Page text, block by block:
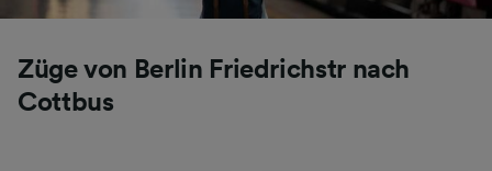
Züge von Berlin Friedrichstr nach
Cottbus